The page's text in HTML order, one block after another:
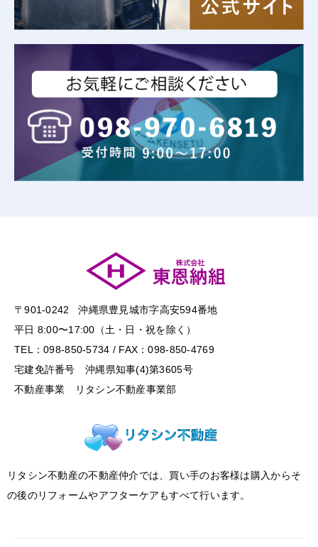
〒901-0242 沖縄県豊見城市字高安594番地
平日 8:00〜17:00（土・日・祝を除く）
TEL：098-850-5734 / FAX：098-850-4769
宅建免許番号 沖縄県知事(4)第3605号
不動産事業 リタシン不動産事業部
リタシン不動産の不動産仲介では、買い手のお客様は購入からそ
の後のリフォームやアフターケアもすべて行います。